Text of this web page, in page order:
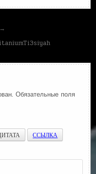
Обязательные поля
ССЫЛКА